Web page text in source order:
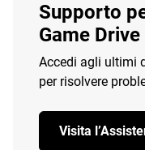
Supporto
Game Drive
Accedi agli ultimi
per risolvere
Visita